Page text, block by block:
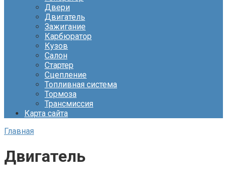
Двери
Двигатель
Зажигание
Карбюратор
Кузов
Салон
Стартер
Сцепление
Топливная система
Тормоза
Трансмиссия
Карта сайта
Главная
Двигатель